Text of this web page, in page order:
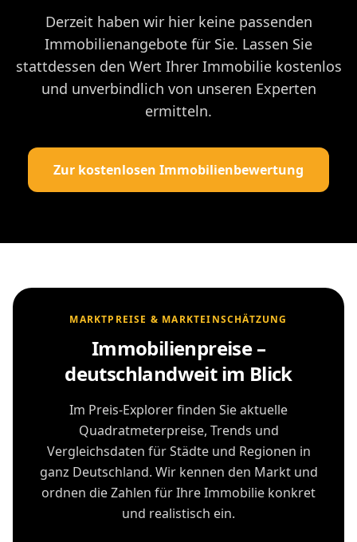
Derzeit haben wir hier keine passenden
Immobilienangebote für Sie. Lassen Sie
stattdessen den Wert Ihrer Immobilie kostenlos
und unverbindlich von unseren Experten
ermitteln.
Zur kostenlosen Immobilienbewertung
MARKTPREISE & MARKTEINSCHÄTZUNG
Immobilienpreise –
deutschlandweit im Blick
Im Preis-Explorer finden Sie aktuelle
Quadratmeterpreise, Trends und
Vergleichsdaten für Städte und Regionen in
ganz Deutschland. Wir kennen den Markt und
ordnen die Zahlen für Ihre Immobilie konkret
und realistisch ein.